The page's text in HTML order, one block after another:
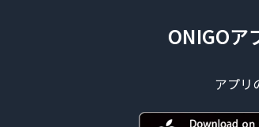
ONIGOア
アプリ